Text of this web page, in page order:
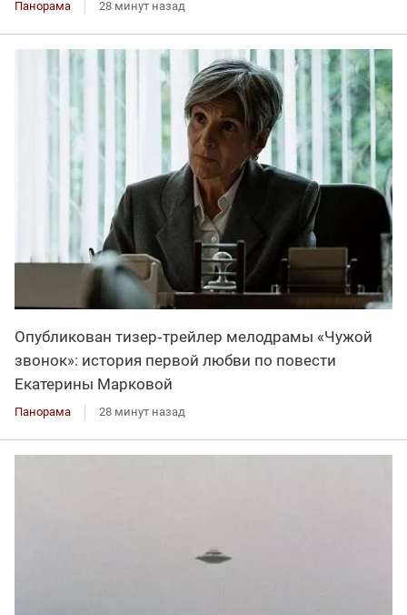
Панорама 28 минут назад
Опубликован тизер‑трейлер мелодрамы «Чужой
звонок»: история первой любви по повести
Екатерины Марковой
Панорама 28 минут назад